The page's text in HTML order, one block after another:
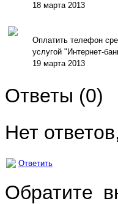
18 марта 2013
Оплатить телефон
услугой "Интернет-
19 марта 2013
Ответы (0)
Нет
Ответить
Обратите